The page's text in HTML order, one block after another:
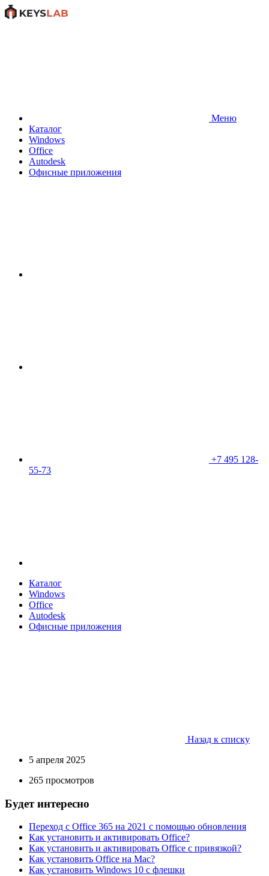
Меню
Каталог
Windows
Office
Autodesk
Офисные приложения
+7 495 128-
55-73
Каталог
Windows
Office
Autodesk
Офисные приложения
Назад к списку
5 апреля 2025
265 просмотров
Будет интересно
Переход с Office 365 на 2021 с помощью обновления
Как установить и активировать Office?
Как установить и активировать Office c привязкой?
Как установить Office на Mac?
Как установить Windows 10 с флешки